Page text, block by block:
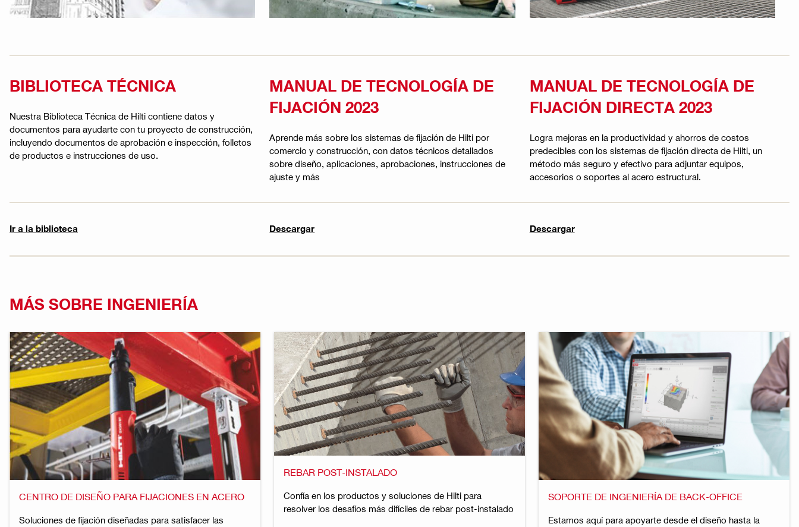
BIBLIOTECA TÉCNICA
Nuestra Biblioteca Técnica de Hilti contiene datos y
documentos para ayudarte con tu proyecto de construcción,
incluyendo documentos de aprobación e inspección, folletos
de productos e instrucciones de uso.
MANUAL DE TECNOLOGÍA DE
FIJACIÓN 2023
Aprende más sobre los sistemas de fijación de Hilti por
comercio y construcción, con datos técnicos detallados
sobre diseño, aplicaciones, aprobaciones, instrucciones de
ajuste y más
MANUAL DE TECNOLOGÍA DE
FIJACIÓN DIRECTA 2023
Logra mejoras en la productividad y ahorros de costos
predecibles con los sistemas de fijación directa de Hilti, un
método más seguro y efectivo para adjuntar equipos,
accesorios o soportes al acero estructural.
Ir a la biblioteca Descargar Descargar
MÁS SOBRE INGENIERÍA
CENTRO DE DISEÑO PARA FIJACIONES EN ACERO
Soluciones de fijación diseñadas para satisfacer las
REBAR POST-INSTALADO
Confía en los productos y soluciones de Hilti para
resolver los desafíos más difíciles de rebar post-instalado
SOPORTE DE INGENIERÍA DE BACK-OFFICE
Estamos aquí para apoyarte desde el diseño hasta la